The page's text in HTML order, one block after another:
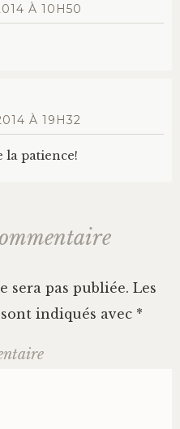
À 10H50
À 19H32
la patience!
sera pas publiée. Les
indiqués avec *